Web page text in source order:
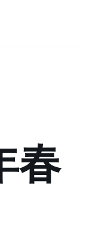
春